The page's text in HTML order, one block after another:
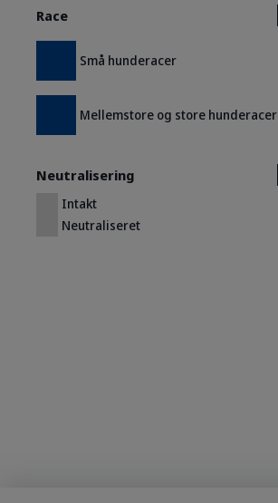
Race
Små hunderacer
Mellemstore og store hunderacer
Neutralisering
Intakt
Neutraliseret